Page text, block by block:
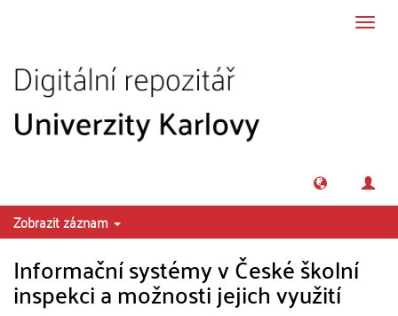
Zobrazit záznam
Informační systémy v České školní
inspekci a možnosti jejich využití